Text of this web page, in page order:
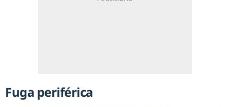
Fuga periférica